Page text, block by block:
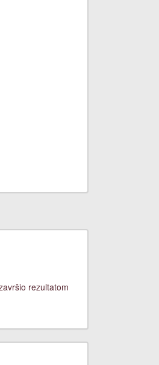
rezultatom